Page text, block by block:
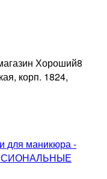
Хороший8
корп. 1824,
для маникюра -